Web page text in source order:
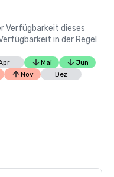
Verfügbarkeit dieses
in der Regel
Mai
Jun
Nov Dez